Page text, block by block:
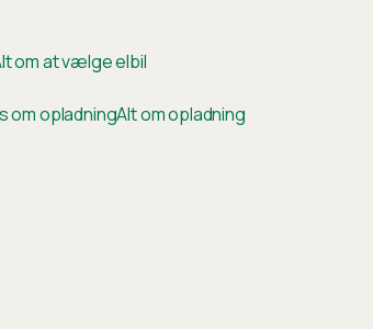
om at vælge elbil
om opladningAlt om opladning